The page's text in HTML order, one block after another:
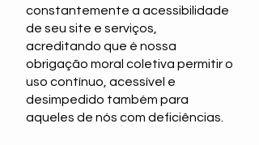
constantemente a acessibilidade
de seu site e serviços,
acreditando que é nossa
obrigação moral coletiva permitir o
uso contínuo, acessível e
desimpedido também para
aqueles de nós com deficiências.